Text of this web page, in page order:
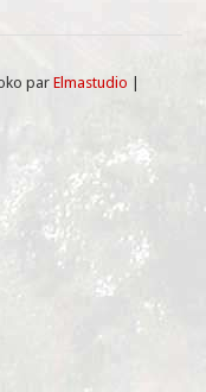
parElmastudio |